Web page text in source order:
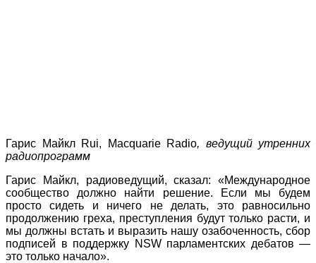
Гарис Майкл Rui, Macquarie Radio, ведущий утренних
радиопрограмм
Гарис Майкл, радиоведущий, сказал: «Международное
сообщество должно найти решение. Если мы будем
просто сидеть и ничего не делать, это равносильно
продолжению греха, преступления будут только расти, и
мы должны встать и выразить нашу озабоченность, сбор
подписей в поддержку NSW парламентских дебатов —
это только начало».